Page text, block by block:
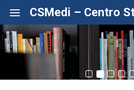
CSMedi – Centro